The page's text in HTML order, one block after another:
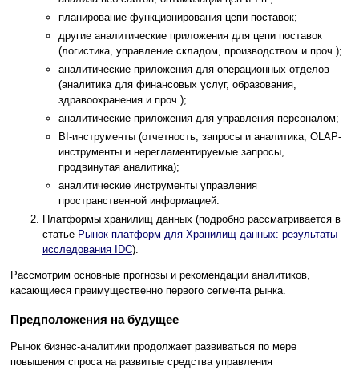
планирование функционирования цепи поставок;
другие аналитические приложения для цепи поставок
(логистика, управление складом, производством и проч.);
аналитические приложения для операционных отделов
(аналитика для финансовых услуг, образования,
здравоохранения и проч.);
аналитические приложения для управления персоналом;
BI-инструменты (отчетность, запросы и аналитика, OLAP-
инструменты и нерегламентируемые запросы,
продвинутая аналитика);
аналитические инструменты управления
пространственной информацией.
Платформы хранилищ данных (подробно рассматривается в
статье Рынок платформ для Хранилищ данных: результаты
исследования IDC).
Рассмотрим основные прогнозы и рекомендации аналитиков,
касающиеся преимущественно первого сегмента рынка.
Предположения на будущее
Рынок бизнес-аналитики продолжает развиваться по мере
повышения спроса на развитые средства управления